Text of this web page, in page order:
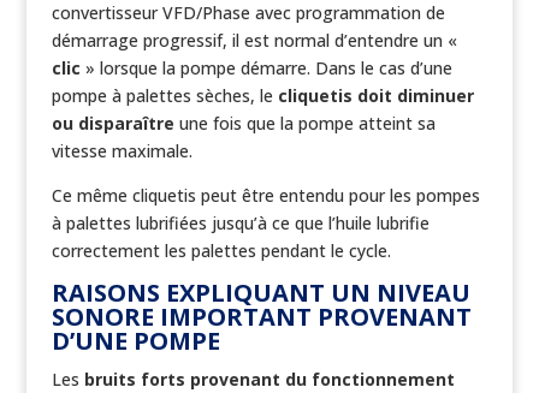
convertisseur VFD/Phase avec programmation de
démarrage progressif, il est normal d’entendre un «
clic » lorsque la pompe démarre. Dans le cas d’une
pompe à palettes sèches, le cliquetis doit diminuer
ou disparaître une fois que la pompe atteint sa
vitesse maximale.
Ce même cliquetis peut être entendu pour les pompes
à palettes lubrifiées jusqu’à ce que l’huile lubrifie
correctement les palettes pendant le cycle.
RAISONS EXPLIQUANT UN NIVEAU
SONORE IMPORTANT PROVENANT
D’UNE POMPE
Les bruits forts provenant du fonctionnement